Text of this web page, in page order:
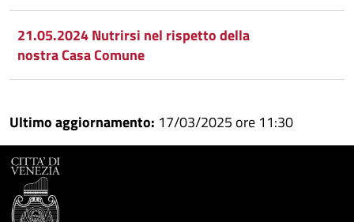
Google
su
21.05.2024 Nutrirsi nel rispetto della
nostra Casa Comune
Ultimo aggiornamento: 17/03/2025 ore 11:30